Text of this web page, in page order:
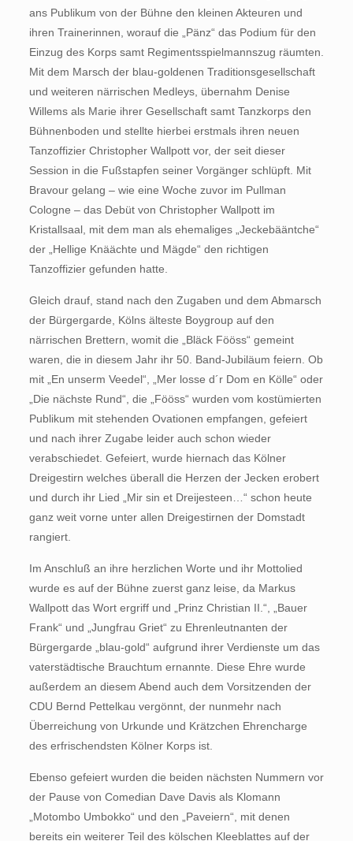
ans Publikum von der Bühne den kleinen Akteuren und
ihren Trainerinnen, worauf die „Pänz“ das Podium für den
Einzug des Korps samt Regimentsspielmannszug räumten.
Mit dem Marsch der blau-goldenen Traditionsgesellschaft
und weiteren närrischen Medleys, übernahm Denise
Willems als Marie ihrer Gesellschaft samt Tanzkorps den
Bühnenboden und stellte hierbei erstmals ihren neuen
Tanzoffizier Christopher Wallpott vor, der seit dieser
Session in die Fußstapfen seiner Vorgänger schlüpft. Mit
Bravour gelang – wie eine Woche zuvor im Pullman
Cologne – das Debüt von Christopher Wallpott im
Kristallsaal, mit dem man als ehemaliges „Jeckebääntche“
der „Hellige Knäächte und Mägde“ den richtigen
Tanzoffizier gefunden hatte.
Gleich drauf, stand nach den Zugaben und dem Abmarsch
der Bürgergarde, Kölns älteste Boygroup auf den
närrischen Brettern, womit die „Bläck Fööss“ gemeint
waren, die in diesem Jahr ihr 50. Band-Jubiläum feiern. Ob
mit „En unserm Veedel“, „Mer losse d´r Dom en Kölle“ oder
„Die nächste Rund“, die „Fööss“ wurden vom kostümierten
Publikum mit stehenden Ovationen empfangen, gefeiert
und nach ihrer Zugabe leider auch schon wieder
verabschiedet. Gefeiert, wurde hiernach das Kölner
Dreigestirn welches überall die Herzen der Jecken erobert
und durch ihr Lied „Mir sin et Dreijesteen…“ schon heute
ganz weit vorne unter allen Dreigestirnen der Domstadt
rangiert.
Im Anschluß an ihre herzlichen Worte und ihr Mottolied
wurde es auf der Bühne zuerst ganz leise, da Markus
Wallpott das Wort ergriff und „Prinz Christian II.“, „Bauer
Frank“ und „Jungfrau Griet“ zu Ehrenleutnanten der
Bürgergarde „blau-gold“ aufgrund ihrer Verdienste um das
vaterstädtische Brauchtum ernannte. Diese Ehre wurde
außerdem an diesem Abend auch dem Vorsitzenden der
CDU Bernd Pettelkau vergönnt, der nunmehr nach
Überreichung von Urkunde und Krätzchen Ehrencharge
des erfrischendsten Kölner Korps ist.
Ebenso gefeiert wurden die beiden nächsten Nummern vor
der Pause von Comedian Dave Davis als Klomann
„Motombo Umbokko“ und den „Paveiern“, mit denen
bereits ein weiterer Teil des kölschen Kleeblattes auf der